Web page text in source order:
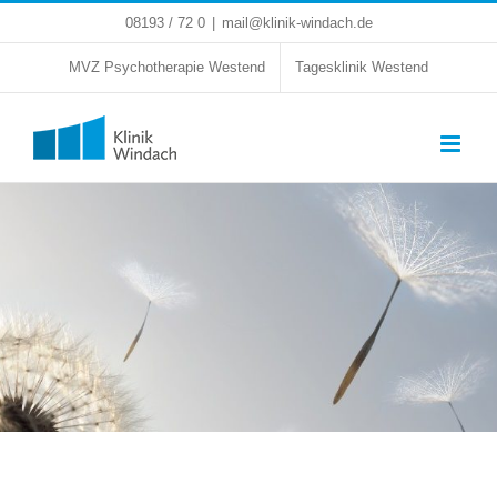
Zum
08193 / 72 0 mail@klinik-windach.de
MVZ Psychotherapie Westend Tagesklinik Westend